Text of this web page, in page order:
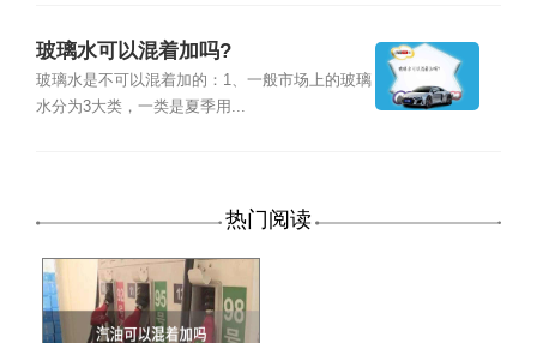
玻璃水可以混着加吗?
玻璃水是不可以混着加的：1、一般市场上的玻璃
水分为3大类，一类是夏季用...
热门阅读